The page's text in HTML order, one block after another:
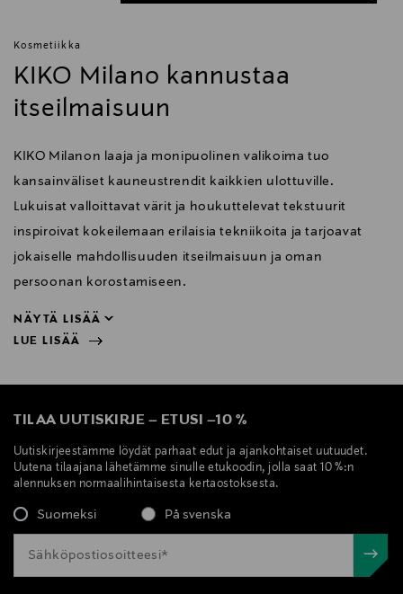
Kosmetiikka
KIKO Milano kannustaa
itseilmaisuun
KIKO Milanon laaja ja monipuolinen valikoima tuo
kansainväliset kauneustrendit kaikkien ulottuville.
Lukuisat valloittavat värit ja houkuttelevat tekstuurit
inspiroivat kokeilemaan erilaisia tekniikoita ja tarjoavat
jokaiselle mahdollisuuden itseilmaisuun ja oman
persoonan korostamiseen.
NÄYTÄ LISÄÄ
LUE LISÄÄ
LUE LISÄÄ
TILAA UUTISKIRJE – ETUSI –10 %
Uutiskirjeestämme löydät parhaat edut ja ajankohtaiset uutuudet.
Uutena tilaajana lähetämme sinulle etukoodin, jolla saat 10 %:n
alennuksen normaalihintaisesta kertaostoksesta.
Suomeksi På svenska